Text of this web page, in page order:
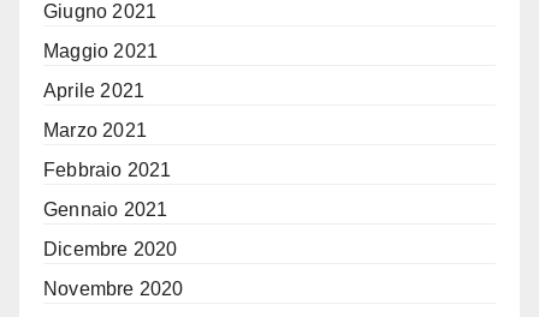
Giugno 2021
Maggio 2021
Aprile 2021
Marzo 2021
Febbraio 2021
Gennaio 2021
Dicembre 2020
Novembre 2020